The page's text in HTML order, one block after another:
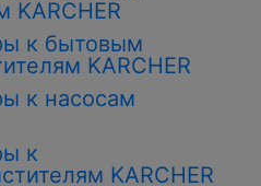
KARCHER
к бытовым
KARCHER
к насосам
к
KARCHER